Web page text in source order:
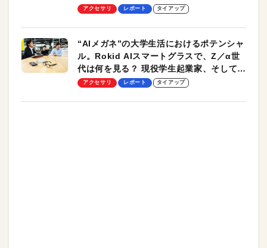
ッチ機能も搭載
アクセサリ レポート タイアップ
“AIメガネ”の大学生活におけるポテンシャ
ル。Rokid AIスマートグラスで、Z／α世
代は何を見る？ 現役学生起業家、そして教
授による体験会レポート【PR】
アクセサリ レポート タイアップ